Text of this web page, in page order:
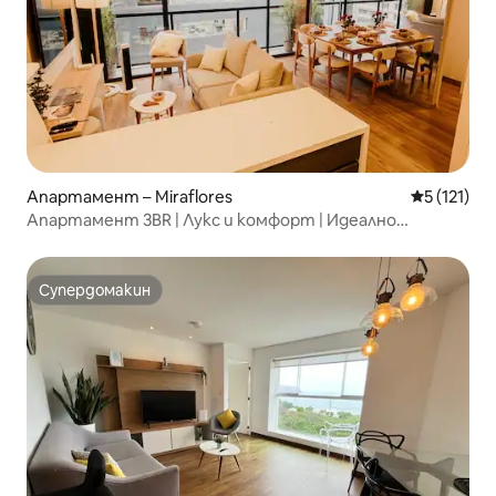
Апартамент – Miraflores Средна
5 (121)
Апартамент 3BR | Лукс и комфорт | Идеално
Супердомакин
Супердомакин